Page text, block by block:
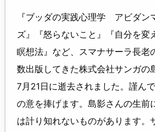
『ブッダの実践心理学 アビダン
ズ』『怒らないこと』『自分を変
瞑想法』など、スマナサーラ長老
数出版してきた株式会社サンガの
7月21日に逝去されました。謹ん
の意を捧げます。島影さんの生前
は計り知れないものがあります。